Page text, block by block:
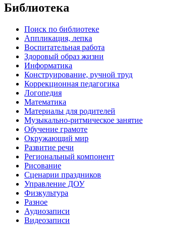
Библиотека
Поиск по библиотеке
Аппликация, лепка
Воспитательная работа
Здоровый образ жизни
Информатика
Конструирование, ручной труд
Коррекционная педагогика
Логопедия
Математика
Материалы для родителей
Музыкально-ритмическое занятие
Обучение грамоте
Окружающий мир
Развитие речи
Региональный компонент
Рисование
Сценарии праздников
Управление ДОУ
Физкультура
Разное
Аудиозаписи
Видеозаписи